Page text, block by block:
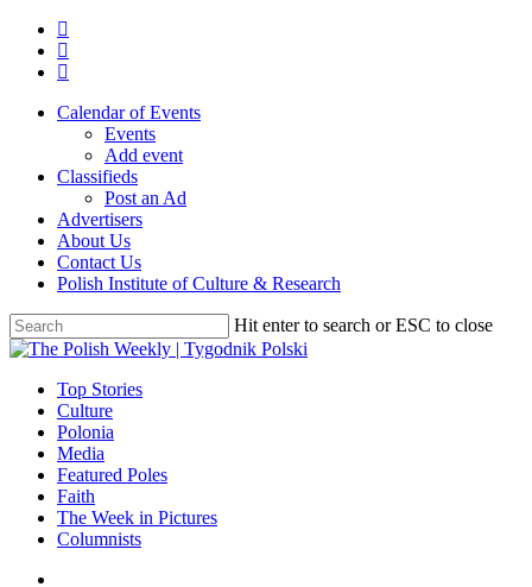
Skip
main
twitter
facebook
youtube
Calendar of Events
Events
Add event
Classifieds
Post an Ad
Advertisers
About Us
Contact Us
Polish Institute of Culture & Research
Hit enter to search or ESC to close
Close
search
Menu
Top Stories
Culture
Polonia
Media
Featured Poles
Faith
The Week in Pictures
Columnists